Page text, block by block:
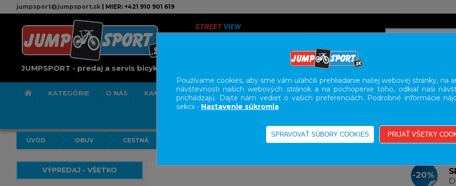
jumpsport@jumpsport.sk| MIER: +421 910 901 619
JUMPSPORT - predaj a servis bicyklov
KATEGÓRIE O NÁS KAMENNÁ PREDAJNA SERVIS SLUŽBY KARIÉRA BODY GEOMETRY FIT
ÚVOD OBUV CESTNÁ
VÝPREDAJ - VŠETKO -20%
Používame cookies, aby sme vám uľahčili prehliadanie našej webovej stránky, na
návštevnosti našich webových stránok a na pochopenie toho, odkiaľ naši
prichádzajú. Dajte nám vedieť o vašich preferenciách. Podrobné informácie
sekcii - Nastavenie súkromia